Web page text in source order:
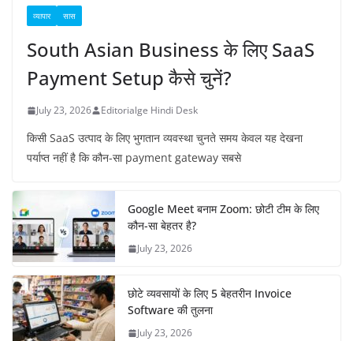
व्यापार सास
South Asian Business के लिए SaaS
Payment Setup कैसे चुनें?
July 23, 2026 Editorialge Hindi Desk
किसी SaaS उत्पाद के लिए भुगतान व्यवस्था चुनते समय केवल यह देखना
पर्याप्त नहीं है कि कौन-सा payment gateway सबसे
Google Meet बनाम Zoom: छोटी टीम के लिए
कौन-सा बेहतर है?
July 23, 2026
छोटे व्यवसायों के लिए 5 बेहतरीन Invoice
Software की तुलना
July 23, 2026